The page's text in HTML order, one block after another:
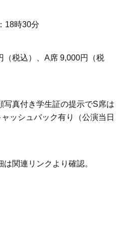
18時30分
（税込）、A席 9,000円（税
真付き学生証の提示でS席は
ッシュバック有り（公演当日
関連リンクより確認。